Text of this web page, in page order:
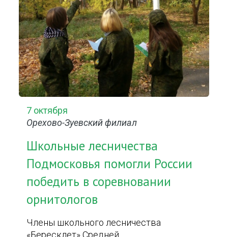
7 октября
Орехово-Зуевский филиал
Школьные лесничества
Подмосковья помогли России
победить в соревновании
орнитологов
Члены школьного лесничества
«Бересклет» Средней